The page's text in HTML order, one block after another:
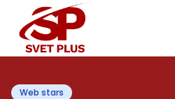
Web stars